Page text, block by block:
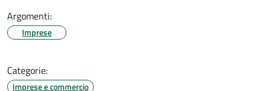
Argomenti:
Imprese
Categorie:
Imprese e commercio